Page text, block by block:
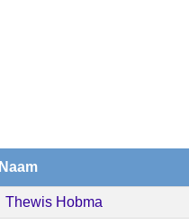
Naam
Thewis Hobma